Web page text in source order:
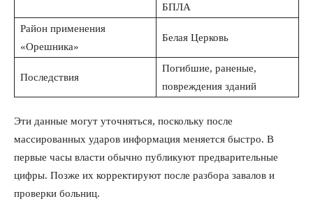
БПЛА
Район применения
«Орешника»
Белая Церковь
Последствия
Погибшие, раненые,
повреждения зданий
Эти данные могут уточняться, поскольку после
массированных ударов информация меняется быстро. В
первые часы власти обычно публикуют предварительные
цифры. Позже их корректируют после разбора завалов и
проверки больниц.